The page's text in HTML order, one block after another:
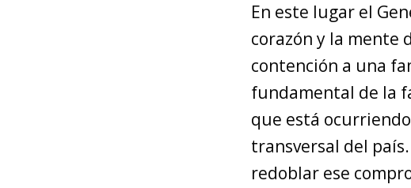
En este lugar el
corazón y la mente
contención a una
fundamental de la
que está
transversal del
redoblar ese